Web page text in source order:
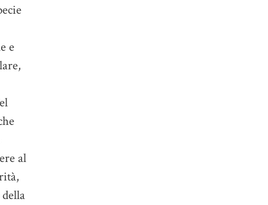
e
al
della